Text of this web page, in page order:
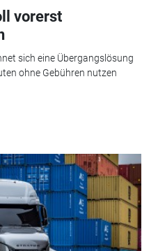
vorerst
sich eine Übergangslösung
ohne Gebühren nutzen